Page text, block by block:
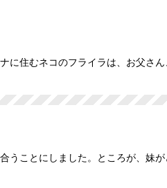
に住むネコのフライラは、お父さ
うことにしました。ところが、妹